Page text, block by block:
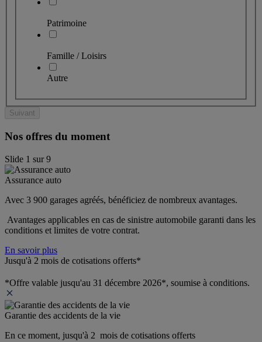
Patrimoine
Famille / Loisirs
Autre
Suivant
Nos offres du moment
Slide 1 sur9
Assurance auto
Avec 3 900 garages agréés, bénéficiez de nombreux avantages.
Avantages applicables en cas de sinistre automobile garanti dans les
conditions et limites de votre contrat.
En savoir plus
Jusqu'à 2 mois de cotisations offerts*
*Offre valable jusqu'au 31 décembre 2026*, soumise à conditions.
Garantie des accidents de la vie
En ce moment, jusqu'à 2  mois de cotisations offerts